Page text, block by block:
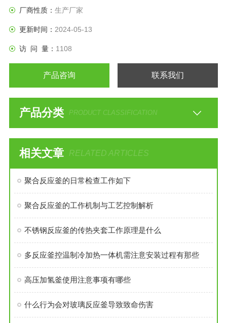
厂商性质： 生产厂家
更新时间： 2024-05-13
访 问 量： 1108
产品咨询 联系我们
产品分类 PRODUCT CLASSIFICATION
相关文章 RELATED ARTICLES
聚合反应釜的日常检查工作如下
聚合反应釜的工作机制与工艺控制解析
不锈钢反应釜的传热夹套工作原理是什么
多反应釜控温制冷加热一体机需注意安装过程有那些
高压加氢釜使用注意事项有哪些
什么行为会对玻璃反应釜导致致命伤害